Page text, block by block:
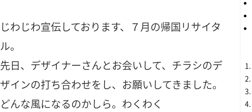
じわじわ宣伝しております、７月の帰国リサイタ
ル。
先日、デザイナーさんとお会いして、チラシのデ
ザインの打ち合わせをし、お願いしてきました。
どんな風になるのかしら。わくわく